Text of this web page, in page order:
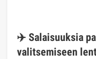
✈️ Salaisuuksia
valitsemiseen